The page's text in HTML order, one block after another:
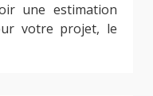
une estimation
votre projet, le